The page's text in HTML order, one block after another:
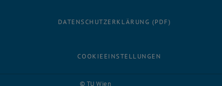
© TU Wien
DATENSCHUTZERKLÄRUNG (PDF)
COOKIEEINSTELLUNGEN